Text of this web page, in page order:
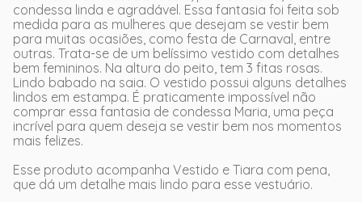
condessa linda e agradável. Essa fantasia foi feita sob
medida para as mulheres que desejam se vestir bem
para muitas ocasiões, como festa de Carnaval, entre
outras. Trata-se de um belíssimo vestido com detalhes
bem femininos. Na altura do peito, tem 3 fitas rosas.
Lindo babado na saia. O vestido possui alguns detalhes
lindos em estampa. É praticamente impossível não
comprar essa fantasia de condessa Maria, uma peça
incrível para quem deseja se vestir bem nos momentos
mais felizes.
Esse produto acompanha Vestido e Tiara com pena,
que dá um detalhe mais lindo para esse vestuário.